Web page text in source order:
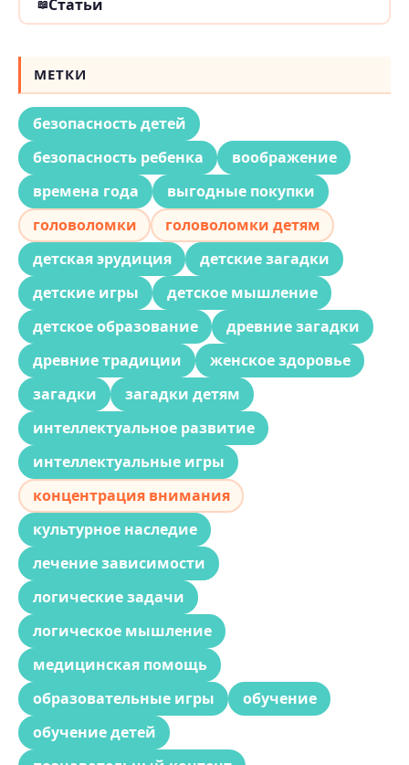
Статьи
МЕТКИ
безопасность детей
безопасность ребенка
воображение
времена года
выгодные покупки
головоломки
головоломки детям
детская эрудиция
детские загадки
детские игры
детское мышление
детское образование
древние загадки
древние традиции
женское здоровье
загадки
загадки детям
интеллектуальное развитие
интеллектуальные игры
концентрация внимания
культурное наследие
лечение зависимости
логические задачи
логическое мышление
медицинская помощь
образовательные игры
обучение
обучение детей